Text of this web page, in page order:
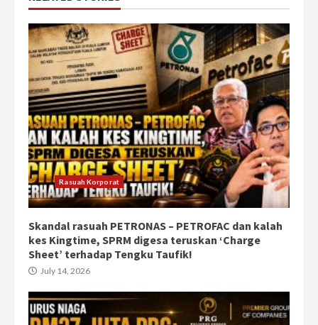
Rasuah Korporat
Skandal rasuah PETRONAS – PETROFAC dan kalah
kes Kingtime, SPRM digesa teruskan ‘Charge
Sheet’ terhadap Tengku Taufik!
July 14, 2026